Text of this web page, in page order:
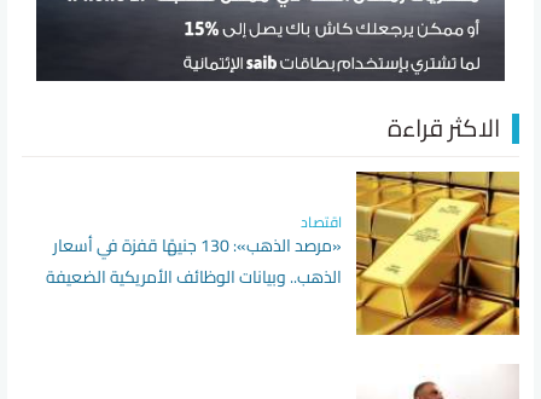
الاكثر قراءة
اقتصاد
«مرصد الذهب»: 130 جنيهًا قفزة في أسعار
الذهب.. وبيانات الوظائف الأمريكية الضعيفة